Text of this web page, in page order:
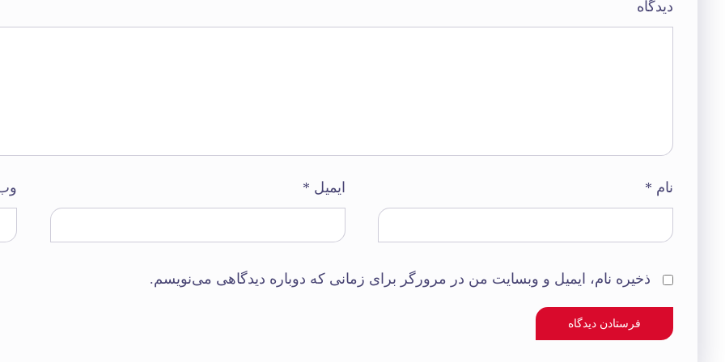
دیدگاه
نام * ایمیل *
ذخیره نام، ایمیل و وبسایت من در مرورگر برای زمانی که دوباره دیدگاهی می‌نویسم.